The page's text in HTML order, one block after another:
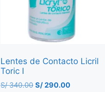
Lentes de Contacto Licril
Toric I
S/340.00 S/290.00